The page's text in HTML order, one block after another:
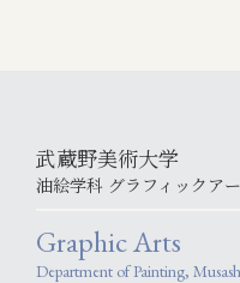
武蔵野美術大学
油絵学科 グラフィックア
Graphic Arts
Department of Painting,